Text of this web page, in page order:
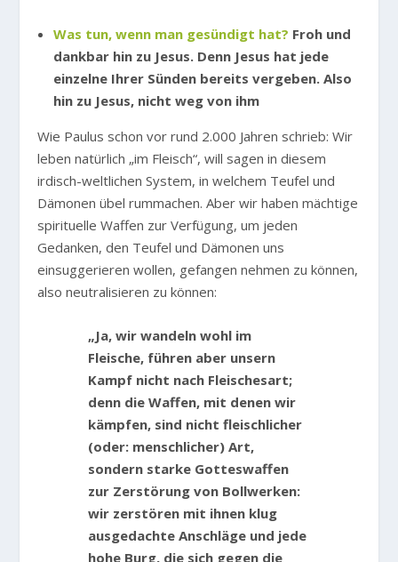
Was tun, wenn man gesündigt hat? Froh und
dankbar hin zu Jesus. Denn Jesus hat jede
einzelne Ihrer Sünden bereits vergeben. Also
hin zu Jesus, nicht weg von ihm
Wie Paulus schon vor rund 2.000 Jahren schrieb: Wir
leben natürlich „im Fleisch“, will sagen in diesem
irdisch-weltlichen System, in welchem Teufel und
Dämonen übel rummachen. Aber wir haben mächtige
spirituelle Waffen zur Verfügung, um jeden
Gedanken, den Teufel und Dämonen uns
einsuggerieren wollen, gefangen nehmen zu können,
also neutralisieren zu können:
„Ja, wir wandeln wohl im
Fleische, führen aber unsern
Kampf nicht nach Fleischesart;
denn die Waffen, mit denen wir
kämpfen, sind nicht fleischlicher
(oder: menschlicher) Art,
sondern starke Gotteswaffen
zur Zerstörung von Bollwerken:
wir zerstören mit ihnen klug
ausgedachte Anschläge und jede
hohe Burg, die sich gegen die